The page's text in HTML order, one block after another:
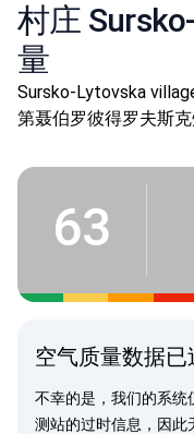
村庄
量
Sursko-Lytovska
第聂伯罗彼得罗夫斯克
63
空气质量数据已
不幸的是，我们的系
测站的过时信息，因此